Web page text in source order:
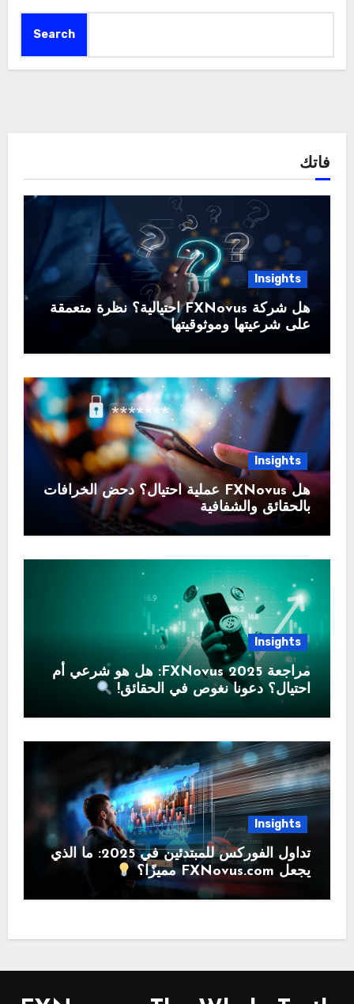
Search
فاتك
Insights
هل شركة FXNovus احتيالية؟ نظرة متعمقة
على شرعيتها وموثوقيتها
Insights
هل FXNovus عملية احتيال؟ دحض الخرافات
بالحقائق والشفافية
Insights
مراجعة FXNovus 2025: هل هو شرعي أم
احتيال؟ دعونا نغوص في الحقائق!
Insights
تداول الفوركس للمبتدئين في 2025: ما الذي
يجعل FXNovus.com مميزًا؟